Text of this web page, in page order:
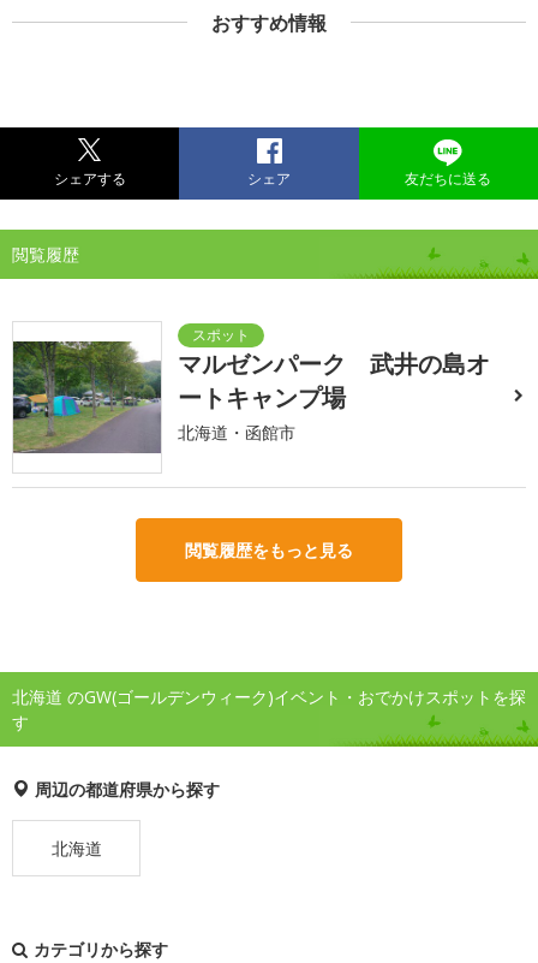
おすすめ情報
シェアする シェア 友だちに送る
閲覧履歴
マルゼンパーク 武井の島オ
ートキャンプ場
北海道・函館市
閲覧履歴をもっと見る
北海道 のGW(ゴールデンウィーク)イベント・おでかけスポットを探
す
周辺の都道府県から探す
北海道
カテゴリから探す